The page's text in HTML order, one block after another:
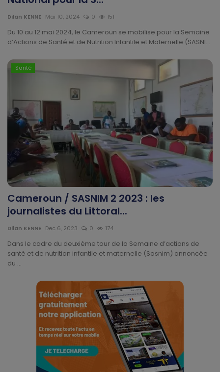
Technologie
Motivation
Education
Santé
Économie
Sport
Culture
Divers
Actu People
Voyages
Dilan KENNE Mai 10, 2024 0 151
Du 10 au 12 mai 2024, le Cameroun se mobilise pour la Semaine
d’Actions de Santé et de Nutrition Infantile et Maternelle (SASNI...
Santé
Cameroun / SASNIM 2 2023 : les
journalistes du Littoral...
Dilan KENNE Dec 6, 2023 0 174
Dans le cadre du deuxième tour de la Semaine d’actions de
santé et de nutrition infantile et maternelle (Sasnim) annoncée
du ...